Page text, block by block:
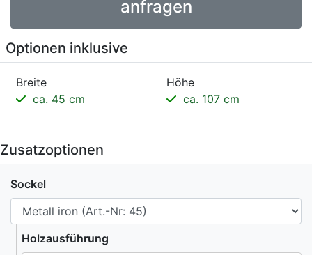
anfragen
Optionen inklusive
Breite
ca. 45 cm
Höhe
ca. 107 cm
Zusatzoptionen
Sockel
Holzausführung